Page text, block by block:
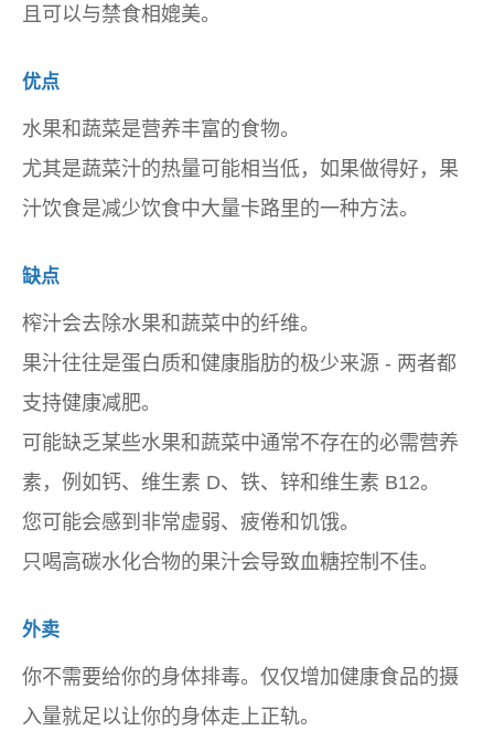
且可以与禁食相媲美。
优点
水果和蔬菜是营养丰富的食物。
尤其是蔬菜汁的热量可能相当低，如果做得好，果
汁饮食是减少饮食中大量卡路里的一种方法。
缺点
榨汁会去除水果和蔬菜中的纤维。
果汁往往是蛋白质和健康脂肪的极少来源 - 两者都
支持健康减肥。
可能缺乏某些水果和蔬菜中通常不存在的必需营养
素，例如钙、维生素 D、铁、锌和维生素 B12。
您可能会感到非常虚弱、疲倦和饥饿。
只喝高碳水化合物的果汁会导致血糖控制不佳。
外卖
你不需要给你的身体排毒。仅仅增加健康食品的摄
入量就足以让你的身体走上正轨。